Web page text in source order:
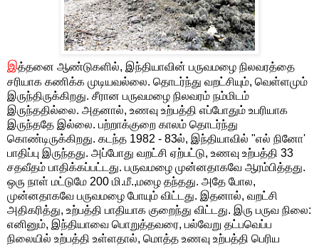
இத்தனை ஆண்டுகளில், இந்தியாவின் பருவமழை நிலவரத்தை
சரியாக கணிக்க முடியவல்லை. தொடர்ந்து வறட்சியும், வெள்ளமும்
இருந்திருக்கிறது. சீரான பருவமழை நிலவரம் நம்மிடம்
இருந்ததில்லை. அதனால், உணவு உற்பத்தி எப்போதும் உபரியாக
இருந்ததே இல்லை. பற்றாக்குறை காலம் தொடர்ந்து
கொண்டிருக்கிறது. கடந்த 1982 - 83ல், இந்தியாவில் "எல் நினோ'
பாதிப்பு இருந்தது. அப்போது வறட்சி ஏற்பட்டு, உணவு உற்பத்தி 33
சதவீதம் பாதிக்கப்பட்டது. பருவமழை முன்னதாகவே ஆரம்பித்தது.
ஒரு நாள் மட்டுமே 200 மி.மீ.,மழை தந்தது. அதே போல,
முன்னதாகவே பருவமழை போயும் விட்டது. இதனால், வறட்சி
அதிகரித்து, உற்பத்தி பாதியாக குறைந்து விட்டது. இரு பருவ நிலை:
எனினும், இந்தியாவை பொறுத்தவரை, பல்வேறு தட்பவெப்ப
நிலையில் உற்பத்தி உள்ளதால், மொத்த உணவு உற்பத்தி பெரிய